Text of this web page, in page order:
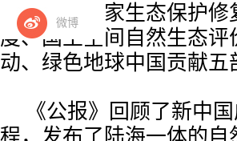
微博
主要包括国家生态保护
度、国土空间自然生态
动、绿色地球中国贡献五
《公报》回顾了新中
程，发布了陆海一体的